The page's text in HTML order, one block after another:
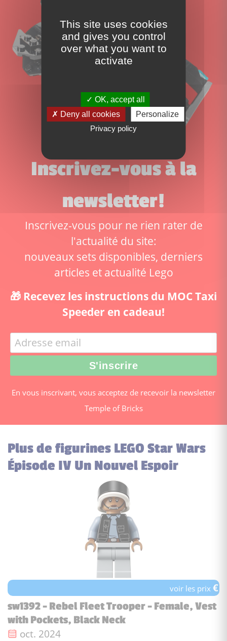
Inscrivez-vous à la
newsletter!
Inscrivez-vous pour ne rien rater de
l'actualité du site:
nouveaux sets disponibles, derniers
articles et actualité Lego
🎁 Recevez les instructions du MOC Taxi
Speeder en cadeau!
En vous inscrivant, vous acceptez de recevoir la newsletter
Temple of Bricks
Plus de figurines LEGO Star Wars
Épisode IV Un Nouvel Espoir
voir les prix€
sw1392 - Rebel Fleet Trooper - Female, Vest
with Pockets, Black Neck
Date de sortie :
oct. 2024
This site uses cookies
and gives you control
over what you want to
activate
OK, accept all
Deny all cookies
Personalize
Privacy policy